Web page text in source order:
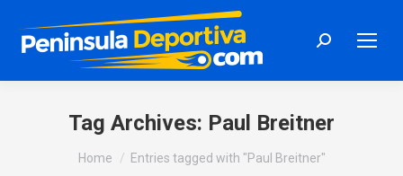
Search:
Tag Archives: Paul Breitner
You are here:
Home Entries tagged with "Paul Breitner"